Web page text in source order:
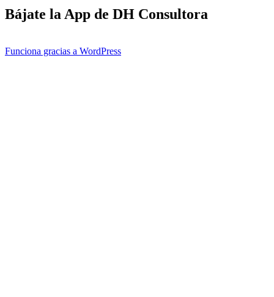
Bájate la App de DH Consultora
Funciona gracias a WordPress